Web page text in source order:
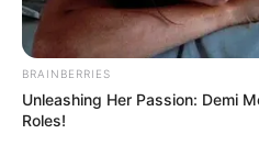
1er: 5 JALNA DE
2ème: 9 JALOUSIE DE L’ISLE
3ème: 4 JASMINE DE VAU
4ème: 13 JUNE
BRAINBERRIES
Unleashing Her Passion: Demi
Roles!